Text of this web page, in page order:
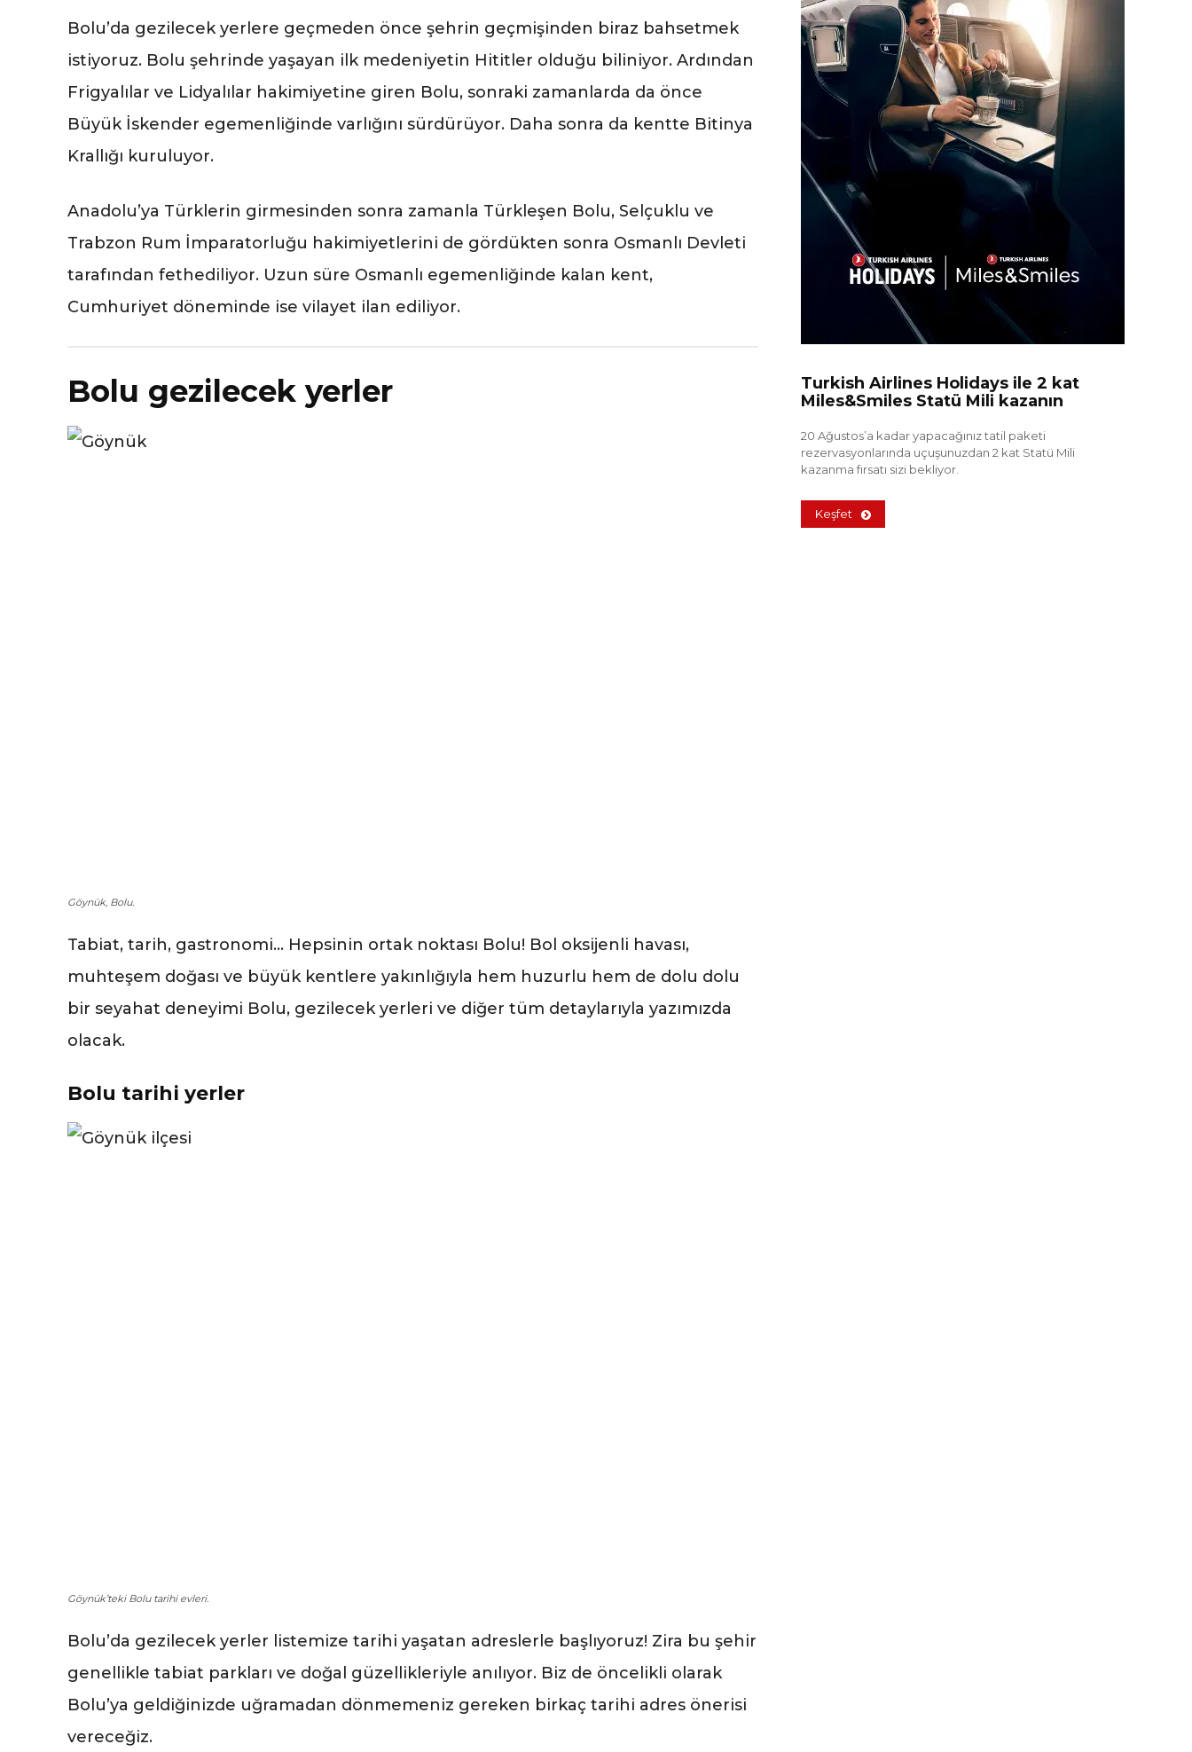
Bolu’da gezilecek yerlere geçmeden önce şehrin geçmişinden biraz bahsetmek
istiyoruz. Bolu şehrinde yaşayan ilk medeniyetin Hititler olduğu biliniyor. Ardından
Frigyalılar ve Lidyalılar hakimiyetine giren Bolu, sonraki zamanlarda da önce
Büyük İskender egemenliğinde varlığını sürdürüyor. Daha sonra da kentte Bitinya
Krallığı kuruluyor.
Anadolu’ya Türklerin girmesinden sonra zamanla Türkleşen Bolu, Selçuklu ve
Trabzon Rum İmparatorluğu hakimiyetlerini de gördükten sonra Osmanlı Devleti
tarafından fethediliyor. Uzun süre Osmanlı egemenliğinde kalan kent,
Cumhuriyet döneminde ise vilayet ilan ediliyor.
Bolu gezilecek yerler
Göynük, Bolu.
Tabiat, tarih, gastronomi… Hepsinin ortak noktası Bolu! Bol oksijenli havası,
muhteşem doğası ve büyük kentlere yakınlığıyla hem huzurlu hem de dolu dolu
bir seyahat deneyimi Bolu, gezilecek yerleri ve diğer tüm detaylarıyla yazımızda
olacak.
Bolu tarihi yerler
Göynük’teki Bolu tarihi evleri.
Bolu’da gezilecek yerler listemize tarihi yaşatan adreslerle başlıyoruz! Zira bu şehir
genellikle tabiat parkları ve doğal güzellikleriyle anılıyor. Biz de öncelikli olarak
Bolu’ya geldiğinizde uğramadan dönmemeniz gereken birkaç tarihi adres önerisi
vereceğiz.
Turkish Airlines Holidays ile 2 kat
Miles&Smiles Statü Mili kazanın
20 Ağustos’a kadar yapacağınız tatil paketi
rezervasyonlarında uçuşunuzdan 2 kat Statü Mili
kazanma fırsatı sizi bekliyor.
Keşfet